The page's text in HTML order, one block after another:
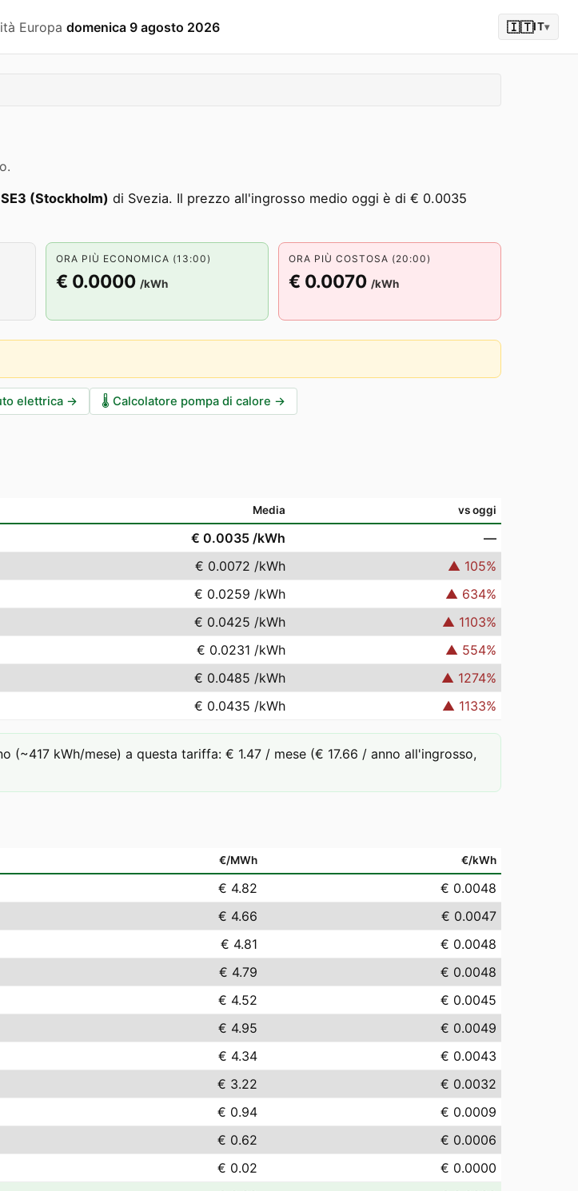
Europa domenica 9 agosto 2026 🇮🇹IT▾
SE3 (Stockholm) di Svezia. Il prezzo all'ingrosso medio oggi è di € 0.0035
ORA PIÙ ECONOMICA (13:00)
€ 0.0000 /kWh
ORA PIÙ COSTOSA (20:00)
€ 0.0070 /kWh
elettrica → 🌡️ Calcolatore pompa di calore →
Media vs oggi
€ 0.0035 /kWh
—
€ 0.0072 /kWh ▲ 105%
€ 0.0259 /kWh ▲ 634%
€ 0.0425 /kWh ▲ 1103%
€ 0.0231 /kWh ▲ 554%
€ 0.0485 /kWh ▲ 1274%
€ 0.0435 /kWh ▲ 1133%
(~417 kWh/mese) a questa tariffa: € 1.47 / mese (€ 17.66 / anno all'ingrosso,
€/MWh €/kWh
€ 4.82
€ 0.0048
€ 4.66
€ 0.0047
€ 4.81
€ 0.0048
€ 4.79
€ 0.0048
€ 4.52
€ 0.0045
€ 4.95
€ 0.0049
€ 4.34
€ 0.0043
€ 3.22
€ 0.0032
€ 0.94
€ 0.0009
€ 0.62
€ 0.0006
€ 0.02
€ 0.0000